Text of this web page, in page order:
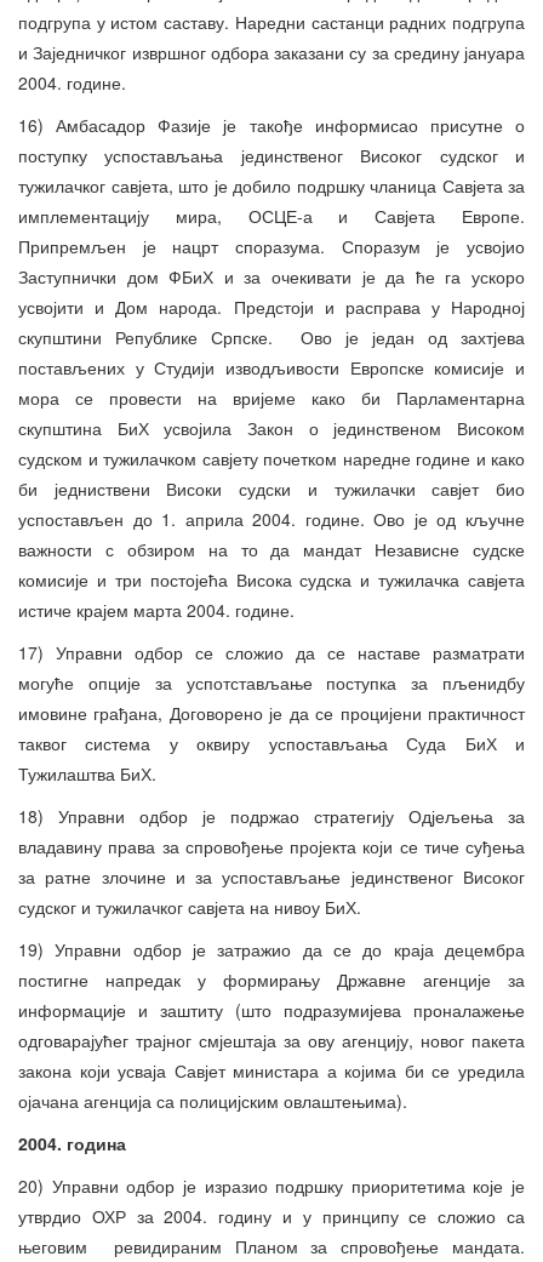
подгрупа у истом саставу. Наредни састанци радних подгрупа
и Заједничког извршног одбора заказани су за средину јануара
2004. године.
16) Амбасадор Фазије је такође информисао присутне о
поступку успостављања јединственог Високог судског и
тужилачког савјета, што је добило подршку чланица Савјета за
имплементацију мира, ОСЦЕ-а и Савјета Европе.
Припремљен је нацрт споразума. Споразум је усвојио
Заступнички дом ФБиХ и за очекивати је да ће га ускоро
усвојити и Дом народа. Предстоји и расправа у Народној
скупштини Републике Српске. Ово је један од захтјева
постављених у Студији изводљивости Европске комисије и
мора се провести на вријеме како би Парламентарна
скупштина БиХ усвојила Закон о јединственом Високом
судском и тужилачком савјету почетком наредне године и како
би једниствени Високи судски и тужилачки савјет био
успостављен до 1. априла 2004. године. Ово је од кључне
важности с обзиром на то да мандат Независне судске
комисије и три постојећа Висока судска и тужилачка савјета
истиче крајем марта 2004. године.
17) Управни одбор се сложио да се наставе разматрати
могуће опције за успотстављање поступка за пљенидбу
имовине грађана, Договорено је да се процијени практичност
таквог система у оквиру успостављања Суда БиХ и
Тужилаштва БиХ.
18) Управни одбор је подржао стратегију Одјељења за
владавину права за спровођење пројекта који се тиче суђења
за ратне злочине и за успостављање јединственог Високог
судског и тужилачког савјета на нивоу БиХ.
19) Управни одбор је затражио да се до краја децембра
постигне напредак у формирању Државне агенције за
информације и заштиту (што подразумијева проналажење
одговарајућег трајног смјештаја за ову агенцију, новог пакета
закона који усваја Савјет министара а којима би се уредила
ојачана агенција са полицијским овлаштењима).
2004. година
20) Управни одбор је изразио подршку приоритетима које је
утврдио ОХР за 2004. годину и у принципу се сложио са
његовим ревидираним Планом за спровођење мандата.